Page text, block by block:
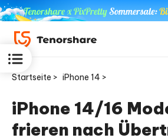
ReiBoot
Startseite > iPhone 14 >
iPhone 14/16
frieren nach